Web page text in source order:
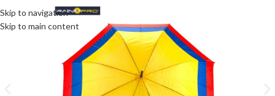
Skip to navigation
Skip to main content